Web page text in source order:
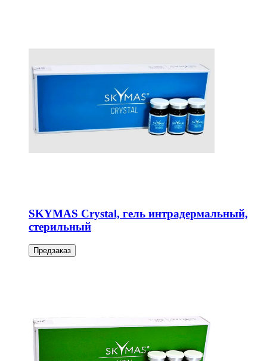
SKYMAS Crystal, гель интрадермальный,
стерильный
Предзаказ